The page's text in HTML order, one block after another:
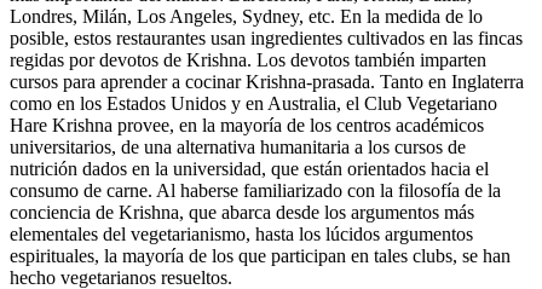
Londres, Milán, Los Angeles, Sydney, etc. En la medida de lo
posible, estos restaurantes usan ingredientes cultivados en las fincas
regidas por devotos de Krishna. Los devotos también imparten
cursos para aprender a cocinar Krishna-prasada. Tanto en Inglaterra
como en los Estados Unidos y en Australia, el Club Vegetariano
Hare Krishna provee, en la mayoría de los centros académicos
universitarios, de una alternativa humanitaria a los cursos de
nutrición dados en la universidad, que están orientados hacia el
consumo de carne. Al haberse familiarizado con la filosofía de la
conciencia de Krishna, que abarca desde los argumentos más
elementales del vegetarianismo, hasta los lúcidos argumentos
espirituales, la mayoría de los que participan en tales clubs, se han
hecho vegetarianos resueltos.